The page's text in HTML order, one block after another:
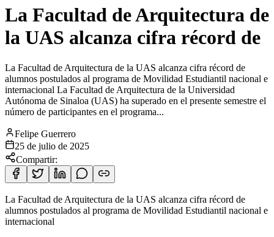
La Facultad de Arquitectura de
la UAS alcanza cifra récord de
La Facultad de Arquitectura de la UAS alcanza cifra récord de
alumnos postulados al programa de Movilidad Estudiantil nacional e
internacional La Facultad de Arquitectura de la Universidad
Autónoma de Sinaloa (UAS) ha superado en el presente semestre el
número de participantes en el programa...
Felipe Guerrero
25 de julio de 2025
Compartir:
La Facultad de Arquitectura de la UAS alcanza cifra récord de
alumnos postulados al programa de Movilidad Estudiantil nacional e
internacional